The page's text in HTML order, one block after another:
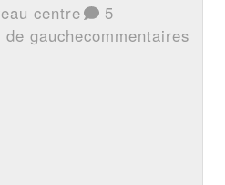
centre
gauche
5
commentaires